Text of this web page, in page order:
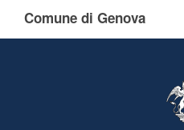
Comune di Genova